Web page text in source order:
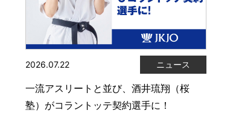
ニュース
2026.07.22
一流アスリートと並び、酒井琉翔（桜
塾）がコラントッテ契約選手に！